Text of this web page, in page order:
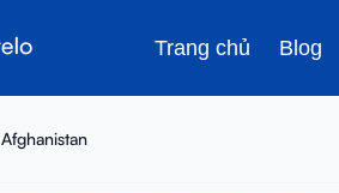
Trang chủ Blog
Afghanistan